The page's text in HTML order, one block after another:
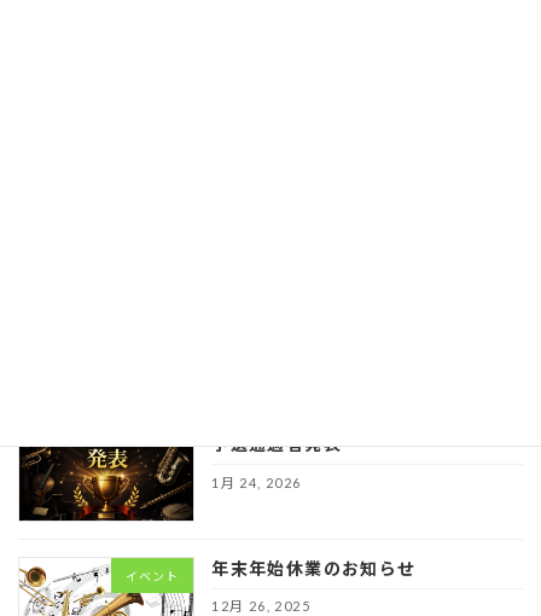
予選通過者発表
1月 24, 2026
イベント 年末年始休業のお知らせ
12月 26, 2025